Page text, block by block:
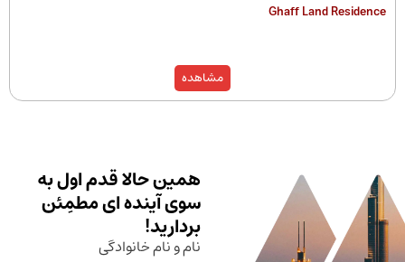
Ghaff
همین حالا قدم اول به
سوی آینده ای مطمِئن
بردارید!
نام و نام خانوادگی